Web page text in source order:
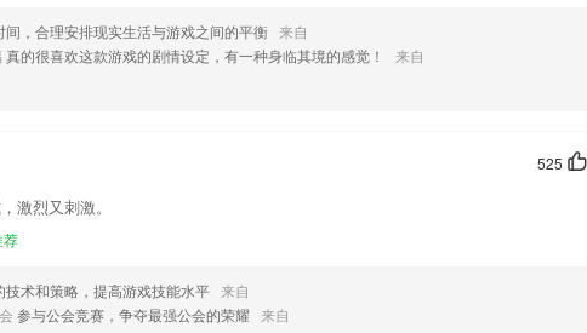
什么?
步
间，合理安排现实生活与游戏之间的平衡 来自
真的很喜欢这款游戏的剧情设定，有一种身临其境的感觉！
来自
525
激烈又刺激。
荐
技术和策略，提高游戏技能水平 来自
参与公会竞赛，争夺最强公会的荣耀 来自